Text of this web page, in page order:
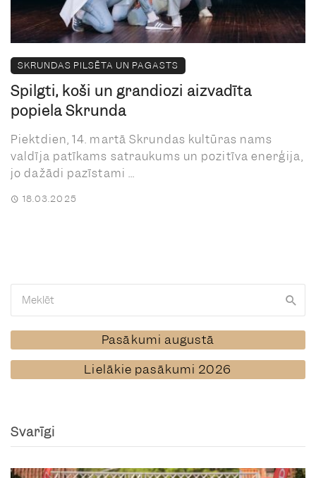
SKRUNDAS PILSĒTA UN PAGASTS
Spilgti, koši un grandiozi aizvadīta
popiela Skrundā
Piektdien, 14. martā Skrundas kultūras nams
valdīja patīkams satraukums un pozitīva enerģija,
jo dažādi pazīstami ...
18.03.2025
Pasākumi augustā
Lielākie pasākumi 2026
Svarīgi